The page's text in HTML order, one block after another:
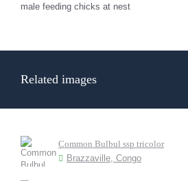
male feeding chicks at nest
Related images
Common Bulbul ssp tricolor
Brazzaville, Congo